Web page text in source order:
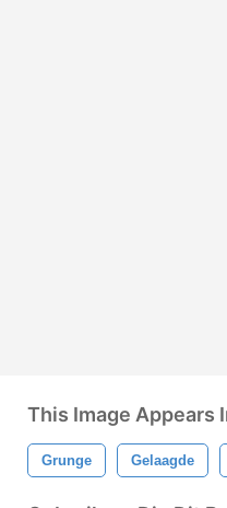
This Image Appears
Grunge Gelaagde